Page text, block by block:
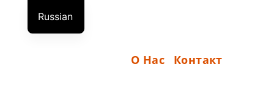
содержимому
О Нас Контакт
Russian
German